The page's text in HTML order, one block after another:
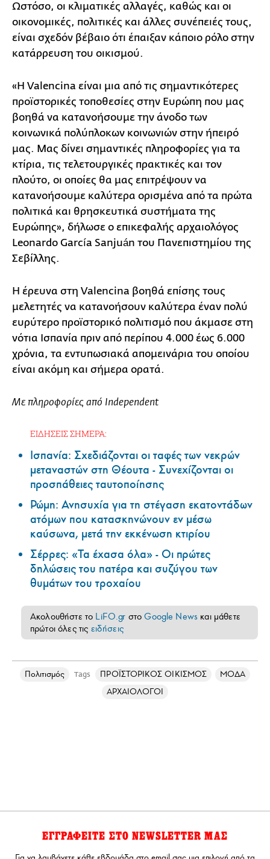
Ωστόσο, οι κλιματικές αλλαγές, καθώς και οι
οικονομικές, πολιτικές και άλλες συνέπειές τους,
είναι σχεδόν βέβαιο ότι έπαιξαν κάποιο ρόλο στην
κατάρρευση του οικισμού.
«Η Valencina είναι μια από τις σημαντικότερες
προϊστορικές τοποθεσίες στην Ευρώπη που μας
βοηθά να κατανοήσουμε την άνοδο των
κοινωνικά πολύπλοκων κοινωνιών στην ήπειρό
μας. Μας δίνει σημαντικές πληροφορίες για τα
κτίρια, τις τελετουργικές πρακτικές και τον
πλούτο, οι οποίες θα μας επιτρέψουν να
κατανοήσουμε καλύτερα ορισμένα από τα πρώτα
πολιτικά και θρησκευτικά συστήματα της
Ευρώπης», δήλωσε ο επικεφαλής αρχαιολόγος
Leonardo García Sanjuán του Πανεπιστημίου της
Σεβίλλης.
Η έρευνα στη Valencina βοηθά επίσης τους
μελετητές να κατανοήσουν καλύτερα έναν πολύ
ευρύτερο προϊστορικό πολιτισμό που άκμασε στη
νότια Ισπανία πριν από περίπου 4.000 έως 6.000
χρόνια, τα εντυπωσιακά απομεινάρια του οποίου
είναι ακόμη και σήμερα ορατά.
Με πληροφορίες από Independent
ΕΙΔΗΣΕΙΣ ΣΗΜΕΡΑ:
Ισπανία: Σχεδιάζονται οι ταφές των νεκρών
μεταναστών στη Θέουτα - Συνεχίζονται οι
προσπάθειες ταυτοποίησης
Ρώμη: Ανησυχία για τη στέγαση εκατοντάδων
ατόμων που κατασκηνώνουν εν μέσω
καύσωνα, μετά την εκκένωση κτιρίου
Σέρρες: «Τα έχασα όλα» - Οι πρώτες
δηλώσεις του πατέρα και συζύγου των
θυμάτων του τροχαίου
Ακολουθήστε το LiFO.gr στοGoogle News και μάθετε
πρώτοι όλες τις ειδήσεις
Πολιτισμός Tags ΠΡΟΪΣΤΟΡΙΚΟΣ ΟΙΚΙΣΜΟΣ
ΜΟΔΑ
ΑΡΧΑΙΟΛΟΓΟΙ
ΕΓΓΡΑΦΕΙΤΕ ΣΤΟ NEWSLETTER ΜΑΣ